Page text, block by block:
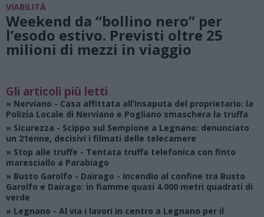
VIABILITÀ
Weekend da “bollino nero” per
l’esodo estivo. Previsti oltre 25
milioni di mezzi in viaggio
Gli articoli più letti
» Nerviano - Casa affittata all’insaputa del proprietario: la
Polizia Locale di Nerviano e Pogliano smaschera la truffa
» Sicurezza - Scippo sul Sempione a Legnano: denunciato
un 21enne, decisivi i filmati delle telecamere
» Stop alle truffe - Tentata truffa telefonica con finto
maresciallo a Parabiago
» Busto Garolfo - Dairago - Incendio al confine tra Busto
Garolfo e Dairago: in fiamme quasi 4.000 metri quadrati di
verde
» Legnano - Al via i lavori in centro a Legnano per il